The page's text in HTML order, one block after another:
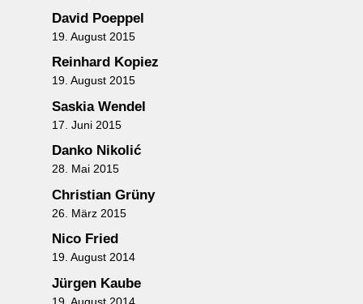
David Poeppel
19. August 2015
Reinhard Kopiez
19. August 2015
Saskia Wendel
17. Juni 2015
Danko Nikolić
28. Mai 2015
Christian Grüny
26. März 2015
Nico Fried
19. August 2014
Jürgen Kaube